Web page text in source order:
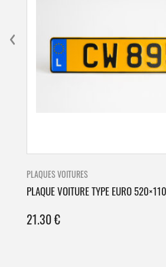
PLAQUES VOITURES
PLAQUE VOITURE TYPE EURO
21.30€